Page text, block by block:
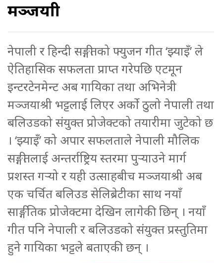
मञ्जयाश्री
नेपाली र हिन्दी सङ्गीतको फ्युजन गीत ‘झ्याइँ’ ले
ऐतिहासिक सफलता प्राप्त गरेपछि एटमून
इन्टरटेनमेन्ट अब गायिका तथा अभिनेत्री
मञ्जयाश्री भट्टलाई लिएर अर्को ठुलो नेपाली तथा
बलिउडको संयुक्त प्रोजेक्टको तयारीमा जुटेको छ
। ‘झ्याइँ’ को अपार सफलताले नेपाली मौलिक
सङ्गीतलाई अन्तर्राष्ट्रिय स्तरमा पुर्‍याउने मार्ग
प्रशस्त गर्‍यो र यही उत्साहबीच मञ्जयाश्री अब
एक चर्चित बलिउड सेलिब्रेटीका साथ नयाँ
साङ्गीतिक प्रोजेक्टमा देखिन लागेकी छिन् । नयाँ
गीत पनि नेपाली र बलिउडको संयुक्त प्रस्तुतिमा
हुने गायिका भट्टले बताएकी छन् ।